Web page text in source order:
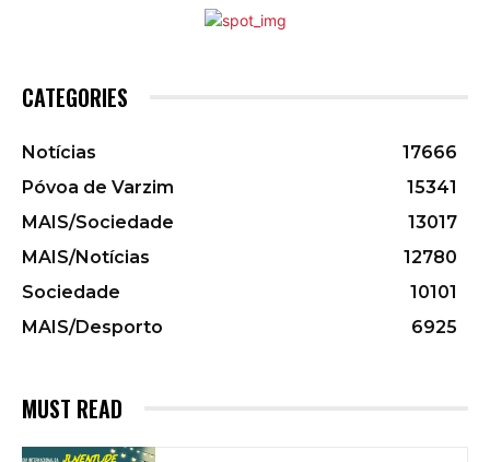
CATEGORIES
Notícias
17666
Póvoa de Varzim
15341
MAIS/Sociedade
13017
MAIS/Notícias
12780
Sociedade
10101
MAIS/Desporto
6925
MUST READ